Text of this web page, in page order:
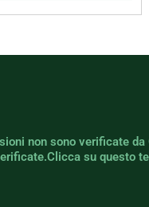
non sono verificate
su questo